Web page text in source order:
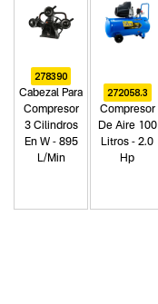
278390
Cabezal Para
Compresor
3 Cilindros
En W - 895
L/Min
272058.3
Compresor
De Aire 100
Litros - 2.0
Hp